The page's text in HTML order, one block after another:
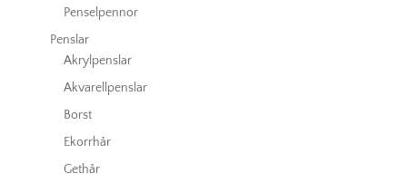
Penselpennor
Penslar
Akrylpenslar
Akvarellpenslar
Borst
Ekorrhår
Gethår